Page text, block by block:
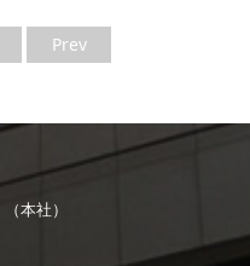
Prev
（本社）